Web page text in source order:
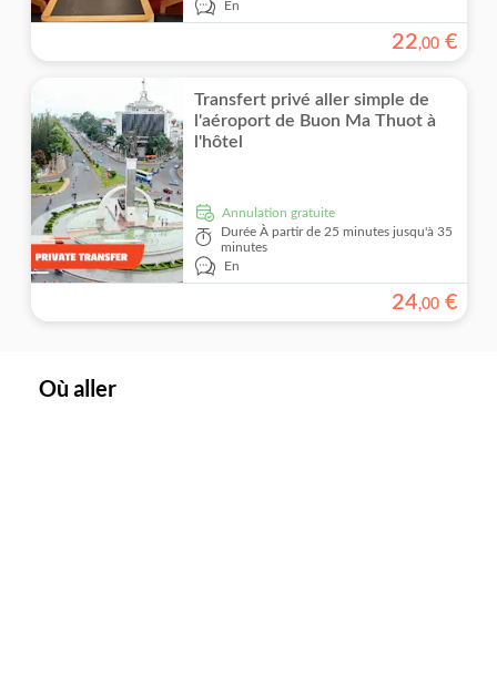
En
22,00 €
Transfert privé aller simple de
l'aéroport de Buon Ma Thuot à
l'hôtel
Annulation gratuite
Durée À partir de 25 minutes jusqu'à 35
minutes
En
24,00 €
Où aller